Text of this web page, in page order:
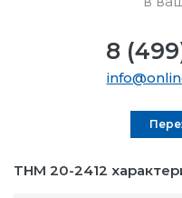
THM 20-2412
8